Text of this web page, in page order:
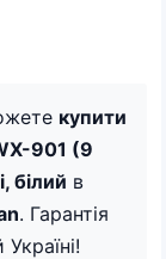
купити
901 (9
білий в
. Гарантія